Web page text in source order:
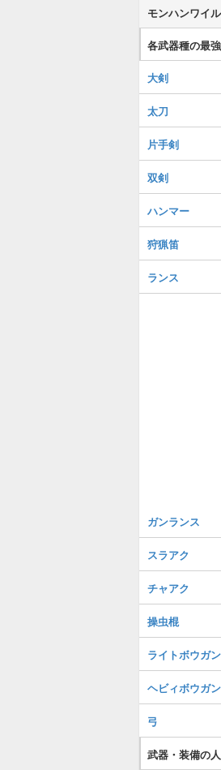
モンハンワイ
各武器種の最
大剣
太刀
片手剣
双剣
ハンマー
狩猟笛
ランス
ガンランス
スラアク
チャアク
操虫棍
ライトボウガン
ヘビィボウガン
弓
武器・装備の